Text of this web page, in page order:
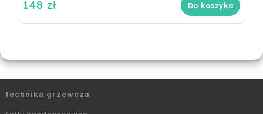
148 zł Do koszyka
Technika grzewcza